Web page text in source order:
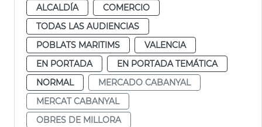
ALCALDÍA
COMERCIO
TODAS LAS AUDIENCIAS
POBLATS MARITIMS
VALENCIA
EN PORTADA
EN PORTADA TEMÁTICA
NORMAL
MERCADO CABANYAL
MERCAT CABANYAL
OBRES DE MILLORA